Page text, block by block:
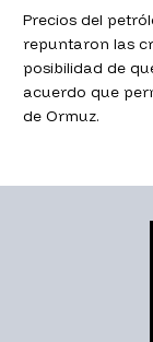
Precios del
repuntaron las
posibilidad de
acuerdo que
de Ormuz.